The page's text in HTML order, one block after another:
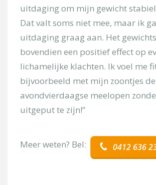
Kies uw locatie
Uw bericht
uitdaging om mijn gewicht
Dat valt soms niet mee, maar ik
uitdaging graag aan. Het
bovendien een positief effect op
lichamelijke klachten. Ik voel me
bijvoorbeeld met mijn zoontjes de
avondvierdaagse meelopen
uitgeput te zijn!”
Meer weten? Bel: 0412 636